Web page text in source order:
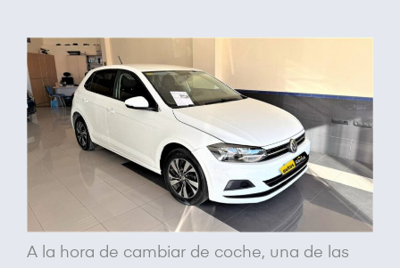
A la hora de cambiar de coche, una de las